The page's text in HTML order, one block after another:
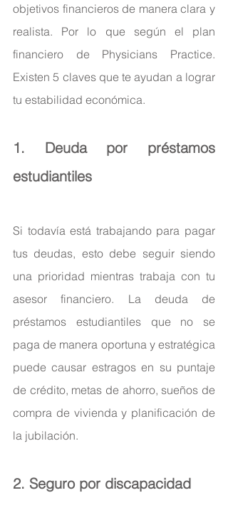
objetivos financieros de manera clara y
realista. Por lo que según el plan
financiero de Physicians Practice.
Existen 5 claves que te ayudan a lograr
tu estabilidad económica.
1. Deuda por préstamos
estudiantiles
Si todavía está trabajando para pagar
tus deudas, esto debe seguir siendo
una prioridad mientras trabaja con tu
asesor financiero. La deuda de
préstamos estudiantiles que no se
paga de manera oportuna y estratégica
puede causar estragos en su puntaje
de crédito, metas de ahorro, sueños de
compra de vivienda y planificación de
la jubilación.
2. Seguro por discapacidad